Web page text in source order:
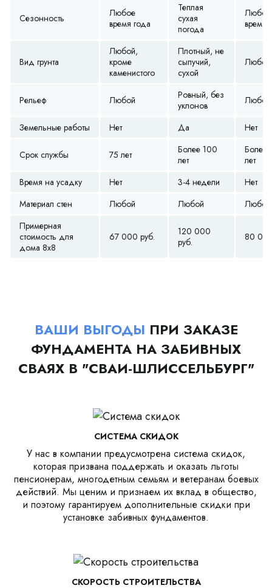
Сезонность
Любое
время года
Теплая
сухая
погода
Любое
время
Вид грунта
Любой,
кроме
каменистого
Плотный, не
сыпучий,
сухой
Любой
Рельеф Любой
Ровный, без
уклонов
Любой
Земельные работы Нет Да Нет
Срок службы 75 лет
Более 100
лет
Более
лет
Время на усадку
Нет 3-4 недели
Нет
Материал стен
Любой Любой
Любой
Примерная
стоимость для
дома 8х8
67 000 руб.
120 000
руб.
80
ВАШИ ВЫГОДЫ ПРИ ЗАКАЗЕ
ФУНДАМЕНТА НА ЗАБИВНЫХ
СВАЯХ В "СВАИ-ШЛИССЕЛЬБУРГ"
СИСТЕМА СКИДОК
У нас в компании предусмотрена система скидок,
которая призвана поддержать и оказать льготы
пенсионерам, многодетным семьям и ветеранам боевых
действий. Мы ценим и признаем их вклад в общество,
и поэтому гарантируем дополнительные скидки при
установке забивных фундаментов.
СКОРОСТЬ СТРОИТЕЛЬСТВА